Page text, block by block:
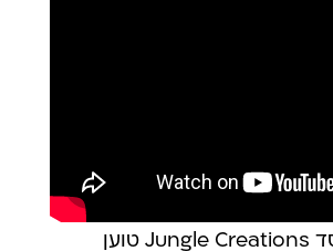
פול בייבואר, מייסד Jungle Creations טוען